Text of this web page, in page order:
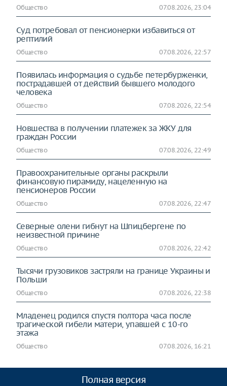
Общество 07.08.2026, 23:04
Суд потребовал от пенсионерки избавиться от
рептилий
Общество 07.08.2026, 22:57
Появилась информация о судьбе петербурженки,
пострадавшей от действий бывшего молодого
человека
Общество 07.08.2026, 22:54
Новшества в получении платежек за ЖКУ для
граждан России
Общество 07.08.2026, 22:49
Правоохранительные органы раскрыли
финансовую пирамиду, нацеленную на
пенсионеров России
Общество 07.08.2026, 22:47
Северные олени гибнут на Шпицбергене по
неизвестной причине
Общество 07.08.2026, 22:42
Тысячи грузовиков застряли на границе Украины и
Польши
Общество 07.08.2026, 22:38
Младенец родился спустя полтора часа после
трагической гибели матери, упавшей с 10-го
этажа
Общество 07.08.2026, 16:21
Полная версия